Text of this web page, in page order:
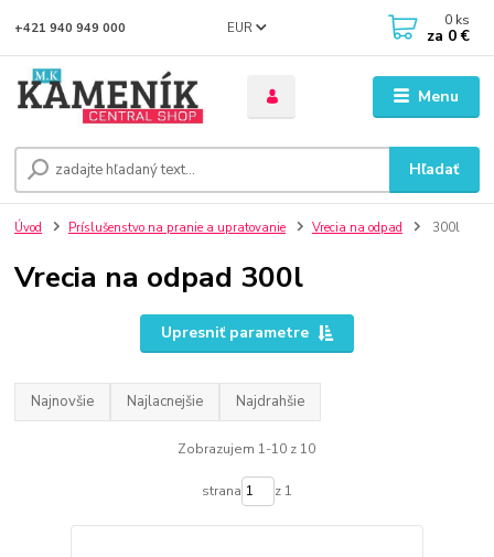
Menu
EUR
Hľadať
+421 940 949 000 0 ks
za 0 €
Úvod Príslušenstvo na pranie a upratovanie Vrecia na odpad 300l
Vrecia na odpad 300l
Upresniť parametre
Najnovšie Najlacnejšie Najdrahšie
Zobrazujem 1-10 z 10
strana z 1